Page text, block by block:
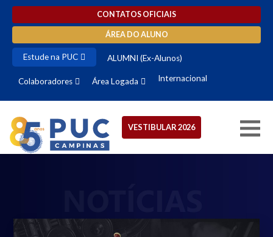
CONTATOS OFICIAIS
ÁREA DO ALUNO
Estude na PUC ALUMNI (Ex-Alunos)
Colaboradores Área Logada Internacional
VESTIBULAR 2026